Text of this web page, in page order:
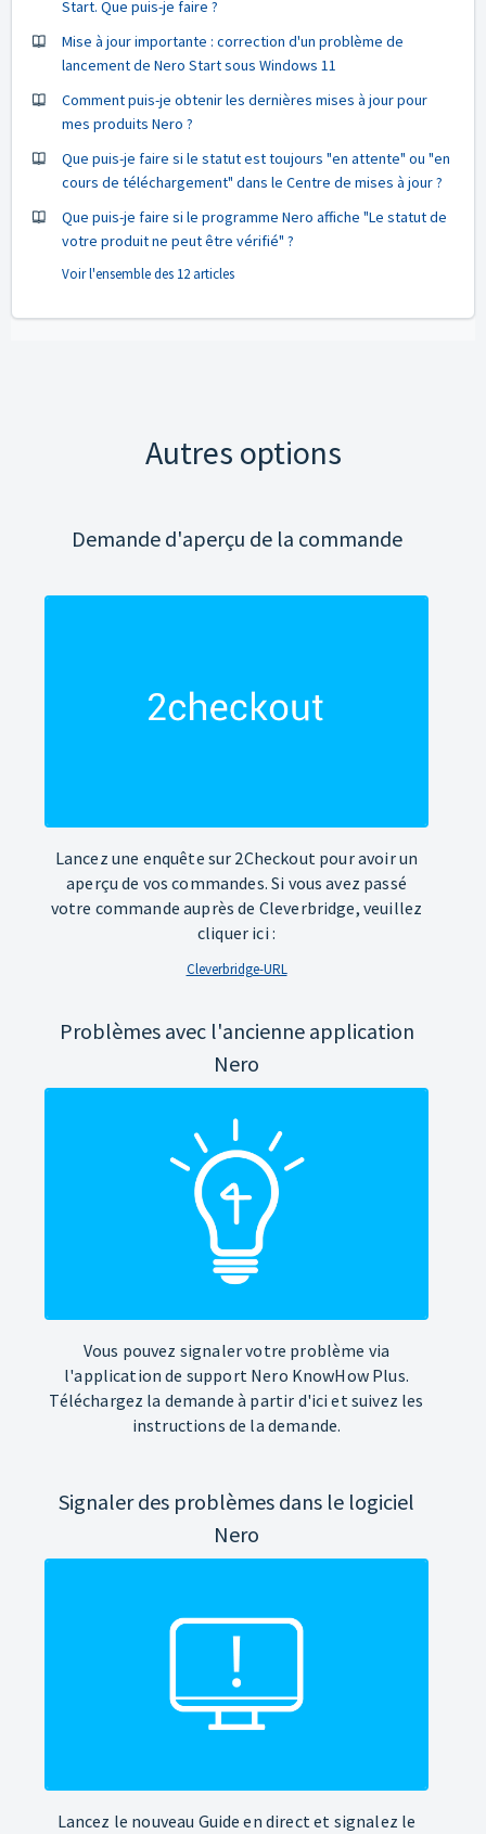
Start. Que puis-je faire ?
Mise à jour importante : correction d'un problème de
lancement de Nero Start sous Windows 11
Comment puis-je obtenir les dernières mises à jour pour
mes produits Nero ?
Que puis-je faire si le statut est toujours "en attente" ou "en
cours de téléchargement" dans le Centre de mises à jour ?
Que puis-je faire si le programme Nero affiche "Le statut de
votre produit ne peut être vérifié" ?
Voir l'ensemble des 12 articles
Autres options
Demande d'aperçu de la commande
Lancez une enquête sur 2Checkout pour avoir un
aperçu de vos commandes. Si vous avez passé
votre commande auprès de Cleverbridge, veuillez
cliquer ici :
Cleverbridge-URL
Problèmes avec l'ancienne application
Nero
Vous pouvez signaler votre problème via
l'application de support Nero KnowHow Plus.
Téléchargez la demande à partir d'ici et suivez les
instructions de la demande.
Signaler des problèmes dans le logiciel
Nero
Lancez le nouveau Guide en direct et signalez le